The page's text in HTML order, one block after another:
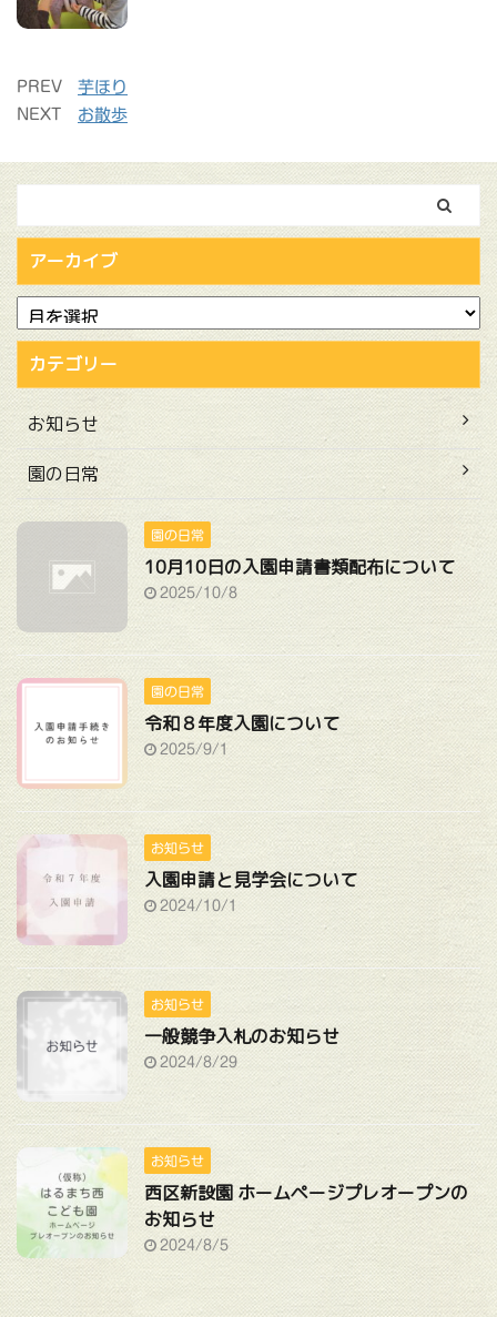
PREV 芋ほり
NEXT お散歩
アーカイブ
カテゴリー
お知らせ
園の日常
園の日常
10月10日の入園申請書類配布について
2025/10/8
園の日常
令和８年度入園について
2025/9/1
お知らせ
入園申請と見学会について
2024/10/1
お知らせ
一般競争入札のお知らせ
2024/8/29
お知らせ
西区新設園 ホームページプレオープンの
お知らせ
2024/8/5